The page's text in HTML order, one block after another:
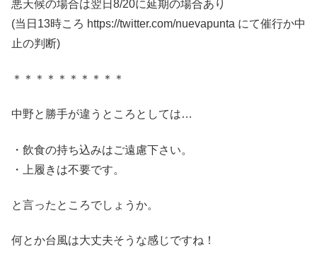
悪天候の場合は翌日8/20に延期の場合あり
(当日13時ころ https://twitter.com/nuevapunta にて催行か中
止の判断)
＊＊＊＊＊＊＊＊＊＊
中野と勝手が違うところとしては…
・飲食の持ち込みはご遠慮下さい。
・上履きは不要です。
と言ったところでしょうか。
何とか台風は大丈夫そうな感じですね！